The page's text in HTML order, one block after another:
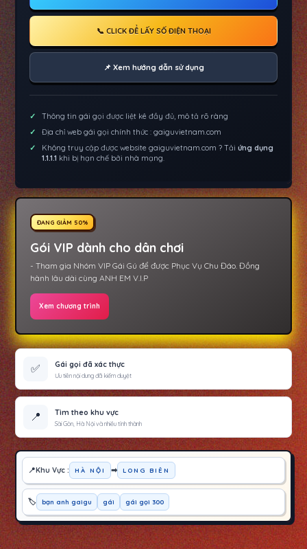
📞 CLICK ĐỂ LẤY SỐ ĐIỆN THOẠI
📌 Xem hướng dẫn sử dụng
Thông tin gái gọi được liệt kê đầy đủ, mô tả rõ ràng
Địa chỉ web gái gọi chính thức : gaiguvietnam.com
Không truy cập được website gaiguvietnam.com ? Tảiứng dụng
1.1.1.1 khi bị hạn chế bởi nhà mạng.
ĐANG GIẢM 50%
Gói VIP dành cho dân chơi
- Tham gia Nhóm VIP Gái Gú để được Phục Vụ Chu Đáo. Đồng
hành lâu dài cùng ANH EM V.I.P
Xem chương trình
✅ Gái gọi đã xác thực
Ưu tiên nội dung đã kiểm duyệt
📍 Tìm theo khu vực
Sài Gòn, Hà Nội và nhiều tỉnh thành
Khu Vực : HÀ NỘI ➡ LONG BIÊN
bạn anh gaigu gái gái gọi 300